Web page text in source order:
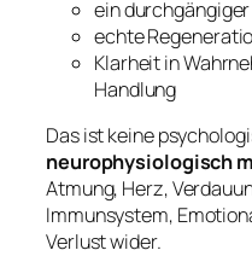
ein
echte
Klarheit in
Handlung
Das ist keine
neurophysiologisch
Atmung, Herz,
Immunsystem,
Verlust wider.